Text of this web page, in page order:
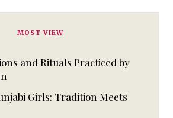
MOST VIEW
and Rituals Practiced by
Girls: Tradition Meets